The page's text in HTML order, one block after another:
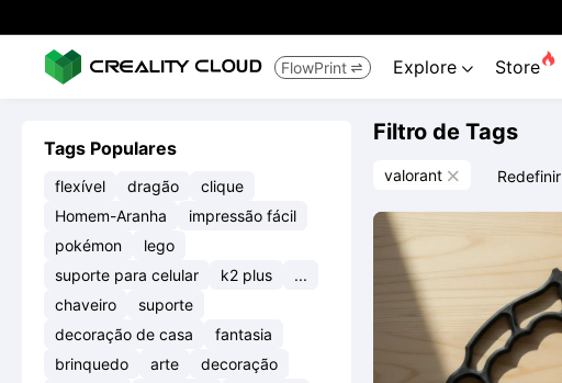
FlowPrint  Explore  Store
Tags Populares
flexível dragão
clique
Homem-Aranha
impressão fácil
pokémon
lego
suporte para celular
k2 plus
...
chaveiro
suporte
decoração de casa
fantasia
brinquedo
arte
decoração
Filtro de Tags
valorant  Redefinir